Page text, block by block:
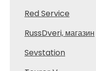
Red Service
RussDveri, магазин
Sevstation